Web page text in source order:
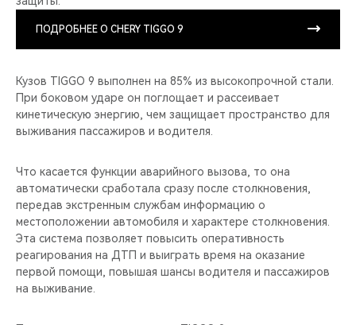
ПОДРОБНЕЕ О CHERY TIGGO 9
Кузов TIGGO 9 выполнен на 85% из высокопрочной стали.
При боковом ударе он поглощает и рассеивает
кинетическую энергию, чем защищает пространство для
выживания пассажиров и водителя.
Что касается функции аварийного вызова, то она
автоматически сработала сразу после столкновения,
передав экстренным службам информацию о
местоположении автомобиля и характере столкновения.
Эта система позволяет повысить оперативность
реагирования на ДТП и выиграть время на оказание
первой помощи, повышая шансы водителя и пассажиров
на выживание.